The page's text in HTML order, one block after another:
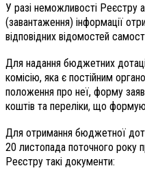
У разі неможливості Реєстру
(завантаження) інформації
відповідних відомостей
Для надання бюджетних
комісію, яка є постійним
положення про неї, форму
коштів та переліки, що
Для отримання бюджетної
20 листопада поточного року
Реєстру такі документи: